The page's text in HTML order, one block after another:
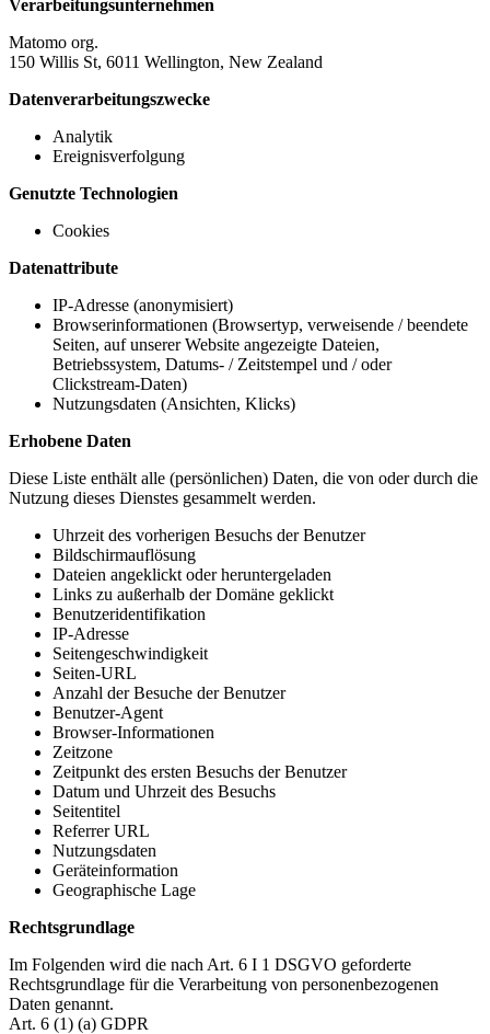
Verarbeitungsunternehmen
Matomo org.
150 Willis St, 6011 Wellington, New Zealand
Datenverarbeitungszwecke
Analytik
Ereignisverfolgung
Genutzte Technologien
Cookies
Datenattribute
IP-Adresse (anonymisiert)
Browserinformationen (Browsertyp, verweisende / beendete
Seiten, auf unserer Website angezeigte Dateien,
Betriebssystem, Datums- / Zeitstempel und / oder
Clickstream-Daten)
Nutzungsdaten (Ansichten, Klicks)
Erhobene Daten
Diese Liste enthält alle (persönlichen) Daten, die von oder durch die
Nutzung dieses Dienstes gesammelt werden.
Uhrzeit des vorherigen Besuchs der Benutzer
Bildschirmauflösung
Dateien angeklickt oder heruntergeladen
Links zu außerhalb der Domäne geklickt
Benutzeridentifikation
IP-Adresse
Seitengeschwindigkeit
Seiten-URL
Anzahl der Besuche der Benutzer
Benutzer-Agent
Browser-Informationen
Zeitzone
Zeitpunkt des ersten Besuchs der Benutzer
Datum und Uhrzeit des Besuchs
Seitentitel
Referrer URL
Nutzungsdaten
Geräteinformation
Geographische Lage
Rechtsgrundlage
Im Folgenden wird die nach Art. 6 I 1 DSGVO geforderte
Rechtsgrundlage für die Verarbeitung von personenbezogenen
Daten genannt.
Art. 6 (1) (a) GDPR